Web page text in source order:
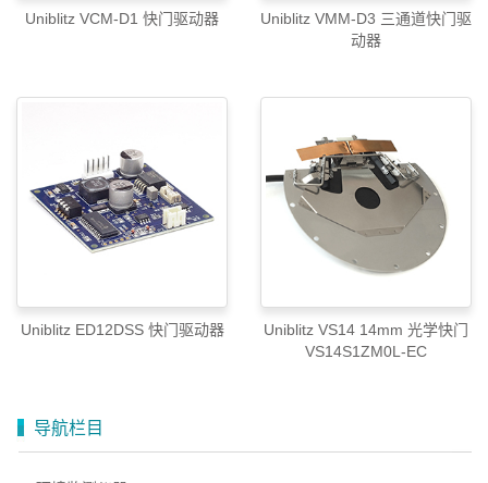
Uniblitz VCM-D1 快门驱动器
Uniblitz VMM-D3 三通道快门驱
动器
Uniblitz ED12DSS 快门驱动器
Uniblitz VS14 14mm 光学快门
VS14S1ZM0L-EC
导航栏目